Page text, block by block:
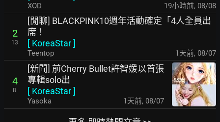
XOD 19小時前, 08/08
2
13
[閒聊] BLACKPINK10週年活動確定「4人全員出
席！
[ KoreaStar]
Teentop 1天前, 08/07
4
8
[新聞] 前Cherry Bullet許智媛以首張
專輯solo出
[ KoreaStar]
Yasoka 1天前, 08/07